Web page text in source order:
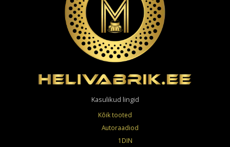
Kasulikud lingid
Kõik tooted
Autoraadiod
1DIN